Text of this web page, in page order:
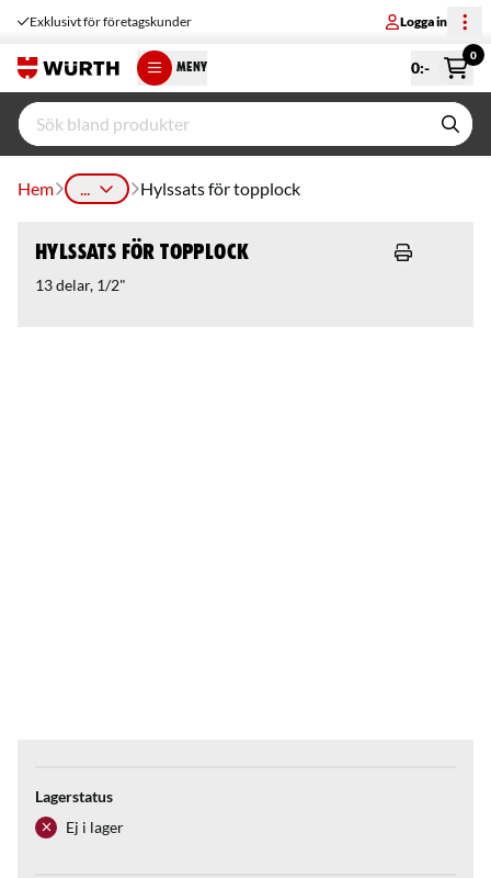
Exklusivt för företagskunder Logga in
MENY 0:-
0
Hem ... Hylssats för topplock
Hylssats för topplock
13 delar, 1/2"
Lagerstatus
Ej i lager